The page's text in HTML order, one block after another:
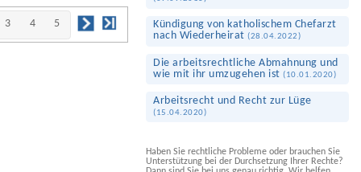
3 4 5
Kündigung von katholischem Chefarzt
nach Wieder­heirat(28.04.2022)
Die arbeitsrechtliche Abmahnung und
wie mit ihr umzugehen ist(10.01.2020)
Arbeits­recht und Recht zur Lüge
(15.04.2020)
Haben Sie rechtliche Probleme oder brauchen Sie
Unterstützung bei der Durchsetzung Ihrer Rechte?